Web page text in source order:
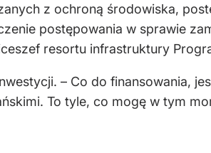
z ochroną środowiska,
postępowania w sprawie
resortu infrastruktury
– Co do finansowania,
To tyle, co mogę w tym